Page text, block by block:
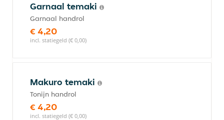
Garnaal temaki
Garnaal handrol
€ 4,20
incl. statiegeld (€ 0,00)
Makuro temaki
Tonijn handrol
€ 4,20
incl. statiegeld (€ 0,00)